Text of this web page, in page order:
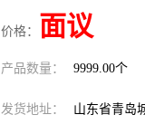
价格： 面议
产品数量： 9999.00个
发货地址： 山东省青岛